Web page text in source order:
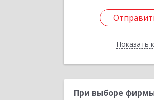
Показать
При выборе